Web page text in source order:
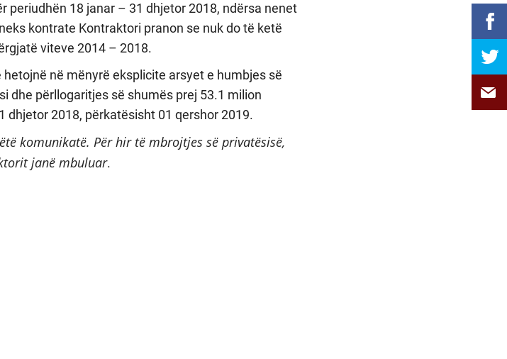
18 janar – 31 dhjetor 2018, ndërsa nenet
kontrate Kontraktori pranon se nuk do të ketë
viteve 2014 – 2018.
në mënyrë eksplicite arsyet e humbjes së
dhe përllogaritjes së shumës prej 53.1 milion
2018, përkatësisht 01 qershor 2019.
komunikatë. Për hir të mbrojtjes së privatësisë,
janë mbuluar.